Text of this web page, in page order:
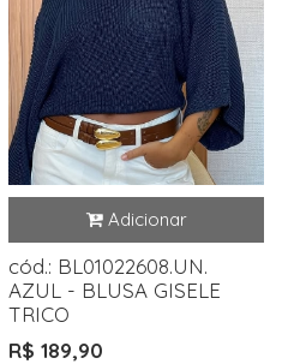
cód.: BL01022608.UN.
AZUL - BLUSA GISELE
TRICO
R$ 189,90